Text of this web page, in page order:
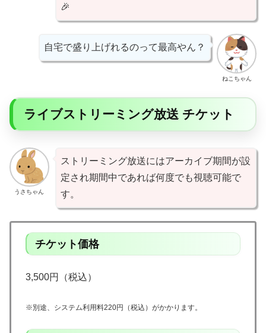
🎉
ねこちゃん
自宅で盛り上げれるのって最高やん？
ライブストリーミング放送 チケット
うさちゃん
ストリーミング放送にはアーカイブ期間が設
定され期間中であれば何度でも視聴可能で
す。
チケット価格
3,500円（税込）
※別途、システム利用料220円（税込）がかかります。